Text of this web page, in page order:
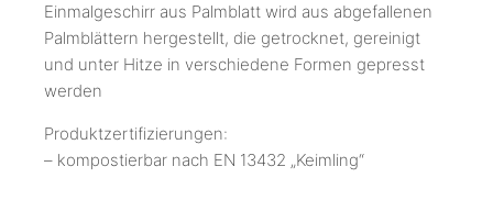
Einmalgeschirr aus Palmblatt wird aus abgefallenen
Palmblättern hergestellt, die getrocknet, gereinigt
und unter Hitze in verschiedene Formen gepresst
werden
Produktzertifizierungen:
– kompostierbar nach EN 13432 „Keimling“